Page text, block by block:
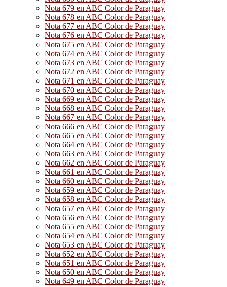
Nota 679 en ABC Color de Paraguay
Nota 678 en ABC Color de Paraguay
Nota 677 en ABC Color de Paraguay
Nota 676 en ABC Color de Paraguay
Nota 675 en ABC Color de Paraguay
Nota 674 en ABC Color de Paraguay
Nota 673 en ABC Color de Paraguay
Nota 672 en ABC Color de Paraguay
Nota 671 en ABC Color de Paraguay
Nota 670 en ABC Color de Paraguay
Nota 669 en ABC Color de Paraguay
Nota 668 en ABC Color de Paraguay
Nota 667 en ABC Color de Paraguay
Nota 666 en ABC Color de Paraguay
Nota 665 en ABC Color de Paraguay
Nota 664 en ABC Color de Paraguay
Nota 663 en ABC Color de Paraguay
Nota 662 en ABC Color de Paraguay
Nota 661 en ABC Color de Paraguay
Nota 660 en ABC Color de Paraguay
Nota 659 en ABC Color de Paraguay
Nota 658 en ABC Color de Paraguay
Nota 657 en ABC Color de Paraguay
Nota 656 en ABC Color de Paraguay
Nota 655 en ABC Color de Paraguay
Nota 654 en ABC Color de Paraguay
Nota 653 en ABC Color de Paraguay
Nota 652 en ABC Color de Paraguay
Nota 651 en ABC Color de Paraguay
Nota 650 en ABC Color de Paraguay
Nota 649 en ABC Color de Paraguay